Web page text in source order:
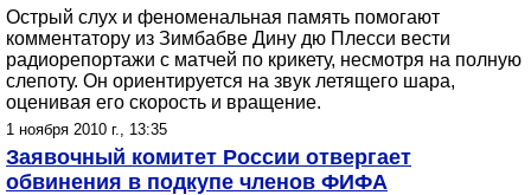
Острый слух и феноменальная память помогают
комментатору из Зимбабве Дину дю Плесси вести
радиорепортажи с матчей по крикету, несмотря на полную
слепоту. Он ориентируется на звук летящего шара,
оценивая его скорость и вращение.
1 ноября 2010 г., 13:35
Заявочный комитет России отвергает
обвинения в подкупе членов ФИФА